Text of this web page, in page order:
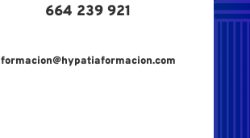
664 239 921
formacion@hypatiaformacion.com